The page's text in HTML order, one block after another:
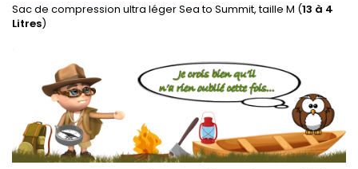
Sac de compression ultra léger Sea to Summit, taille M (13 à 4
Litres)
.